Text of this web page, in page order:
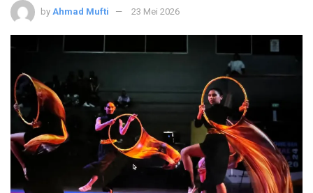
by Ahmad Mufti 23 Mei 2026